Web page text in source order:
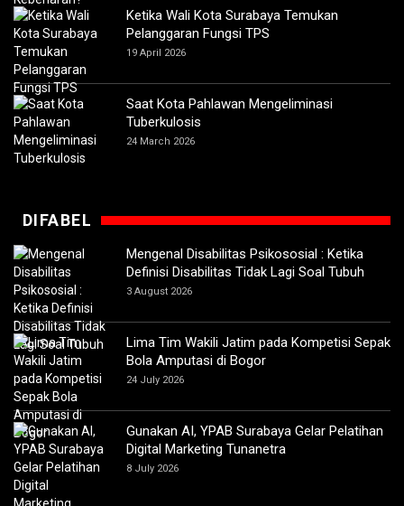
Ketika Wali Kota Surabaya Temukan
Pelanggaran Fungsi TPS
19 April 2026
Saat Kota Pahlawan Mengeliminasi
Tuberkulosis
24 March 2026
DIFABEL
Mengenal Disabilitas Psikososial : Ketika
Definisi Disabilitas Tidak Lagi Soal Tubuh
3 August 2026
Lima Tim Wakili Jatim pada Kompetisi Sepak
Bola Amputasi di Bogor
24 July 2026
Gunakan AI, YPAB Surabaya Gelar Pelatihan
Digital Marketing Tunanetra
8 July 2026